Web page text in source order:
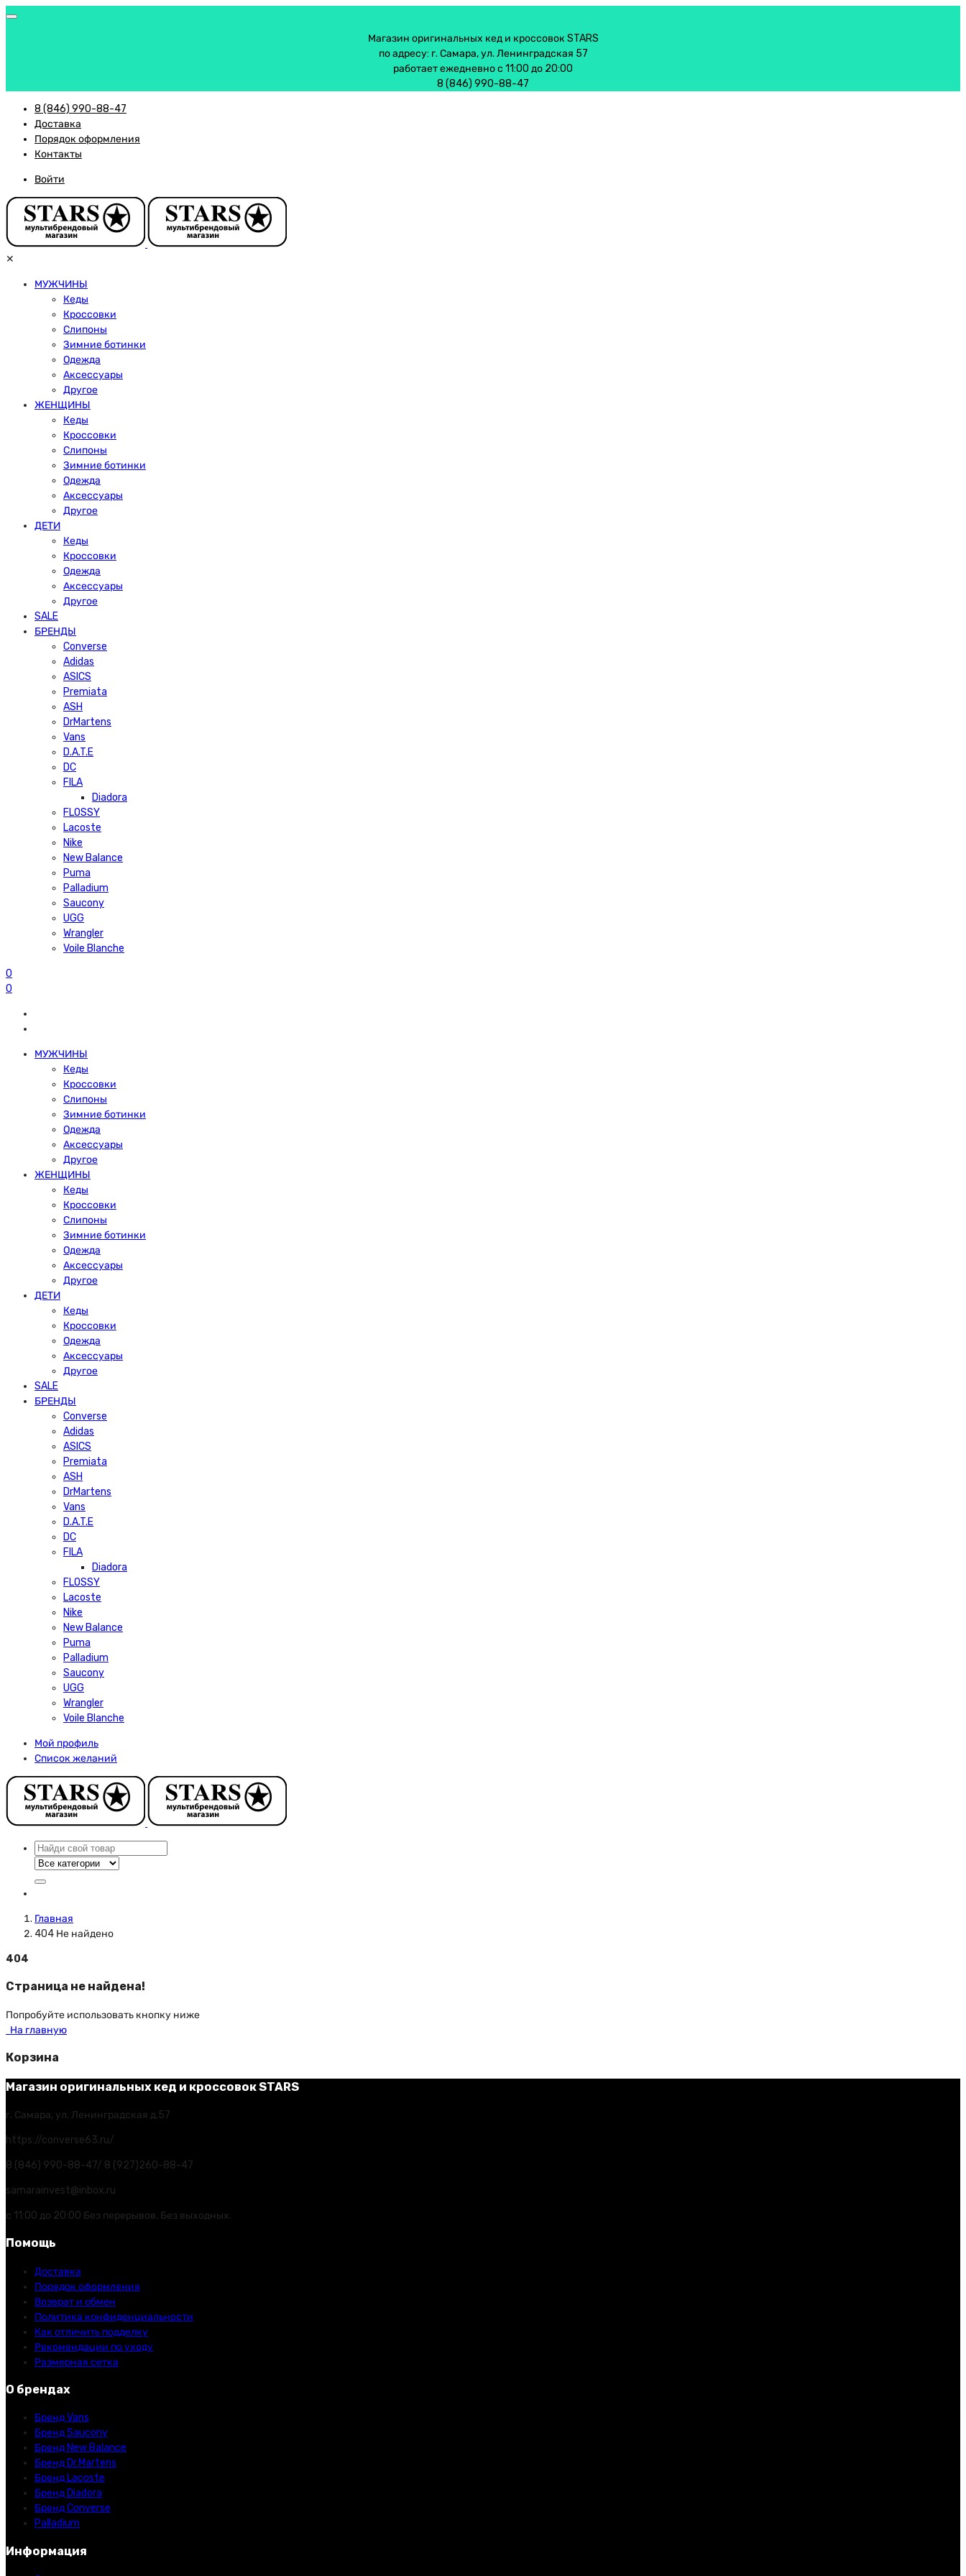
Магазин оригинальных кед и кроссовок STARS
по адресу: г. Самара, ул. Ленинградская 57
работает ежедневно с 11:00 до 20:00
8 (846) 990-88-47
8 (846) 990-88-47
Доставка
Порядок оформления
Контакты
Войти
✕
МУЖЧИНЫ
Кеды
Кроссовки
Слипоны
Зимние ботинки
Одежда
Аксессуары
Другое
ЖЕНЩИНЫ
Кеды
Кроссовки
Слипоны
Зимние ботинки
Одежда
Аксессуары
Другое
ДЕТИ
Кеды
Кроссовки
Одежда
Аксессуары
Другое
SALE
БРЕНДЫ
Converse
Adidas
ASICS
Premiata
ASH
DrMartens
Vans
D.A.T.E
DC
FILA
Diadora
FLOSSY
Lacoste
Nike
New Balance
Puma
Palladium
Saucony
UGG
Wrangler
Voile Blanche
0
0
МУЖЧИНЫ
Кеды
Кроссовки
Слипоны
Зимние ботинки
Одежда
Аксессуары
Другое
ЖЕНЩИНЫ
Кеды
Кроссовки
Слипоны
Зимние ботинки
Одежда
Аксессуары
Другое
ДЕТИ
Кеды
Кроссовки
Одежда
Аксессуары
Другое
SALE
БРЕНДЫ
Converse
Adidas
ASICS
Premiata
ASH
DrMartens
Vans
D.A.T.E
DC
FILA
Diadora
FLOSSY
Lacoste
Nike
New Balance
Puma
Palladium
Saucony
UGG
Wrangler
Voile Blanche
Мой профиль
Список желаний
Главная
404 Не найдено
404
Страница не найдена!
Попробуйте использовать кнопку ниже
На главную
Корзина
Магазин оригинальных кед и кроссовок STARS
г. Самара, ул. Ленинградская д.57
https://converse63.ru/
8 (846) 990-88-47/ 8 (927)260-88-47
samarainvest@inbox.ru
с 11:00 до 20:00 Без перерывов. Без выходных.
Помощь
Доставка
Порядок оформления
Возврат и обмен
Политика конфиденциальности
Как отличить подделку
Рекомендации по уходу
Размерная сетка
О брендах
Бренд Vans
Бренд Saucony
Бренд New Balance
Бренд Dr.Martens
Бренд Lacoste
Бренд Diadora
Бренд Converse
Palladium
Информация